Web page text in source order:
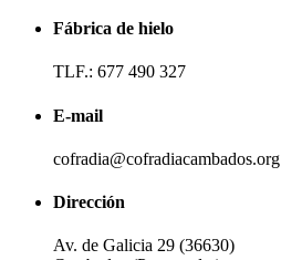
Fábrica de hielo
TLF.: 677 490 327
E-mail
cofradia@cofradiacambados.org
Dirección
Av. de Galicia 29 (36630)